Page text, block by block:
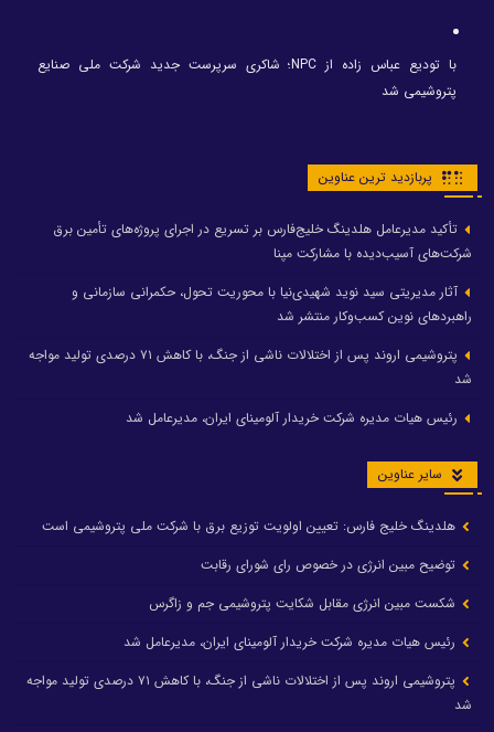
با تودیع عباس زاده از NPC؛ شاکری سرپرست جدید شرکت ملی صنایع
پتروشیمی شد
پربازدید ترین عناوین
تأکید مدیرعامل هلدینگ خلیج‌فارس بر تسریع در اجرای پروژه‌های تأمین برق
شرکت‌های آسیب‌دیده با مشارکت مپنا
آثار مدیریتی سید نوید شهیدی‌نیا با محوریت تحول، حکمرانی سازمانی و
راهبردهای نوین کسب‌وکار منتشر شد
پتروشیمی اروند پس از اختلالات ناشی از جنگ، با کاهش ۷۱ درصدی تولید مواجه
شد
رئیس هیات مدیره شرکت خریدار آلومینای ایران، مدیرعامل شد
سایر عناوین
هلدینگ خلیج فارس: تعیین اولویت توزیع برق با شرکت ملی پتروشیمی است
توضیح مبین انرژی در خصوص رای شورای رقابت
شکست مبین انرژی مقابل شکایت پتروشیمی جم و زاگرس
رئیس هیات مدیره شرکت خریدار آلومینای ایران، مدیرعامل شد
پتروشیمی اروند پس از اختلالات ناشی از جنگ، با کاهش ۷۱ درصدی تولید مواجه
شد